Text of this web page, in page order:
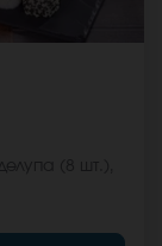
краб